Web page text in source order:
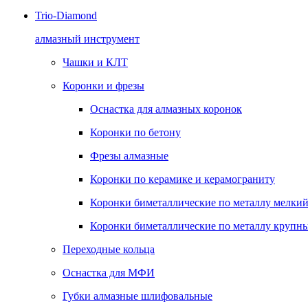
Trio-Diamond
алмазный инструмент
Чашки и КЛТ
Коронки и фрезы
Оснастка для алмазных коронок
Коронки по бетону
Фрезы алмазные
Коронки по керамике и керамограниту
Коронки биметаллические по металлу
Коронки биметаллические по металлу
Переходные кольца
Оснастка для МФИ
Губки алмазные шлифовальные